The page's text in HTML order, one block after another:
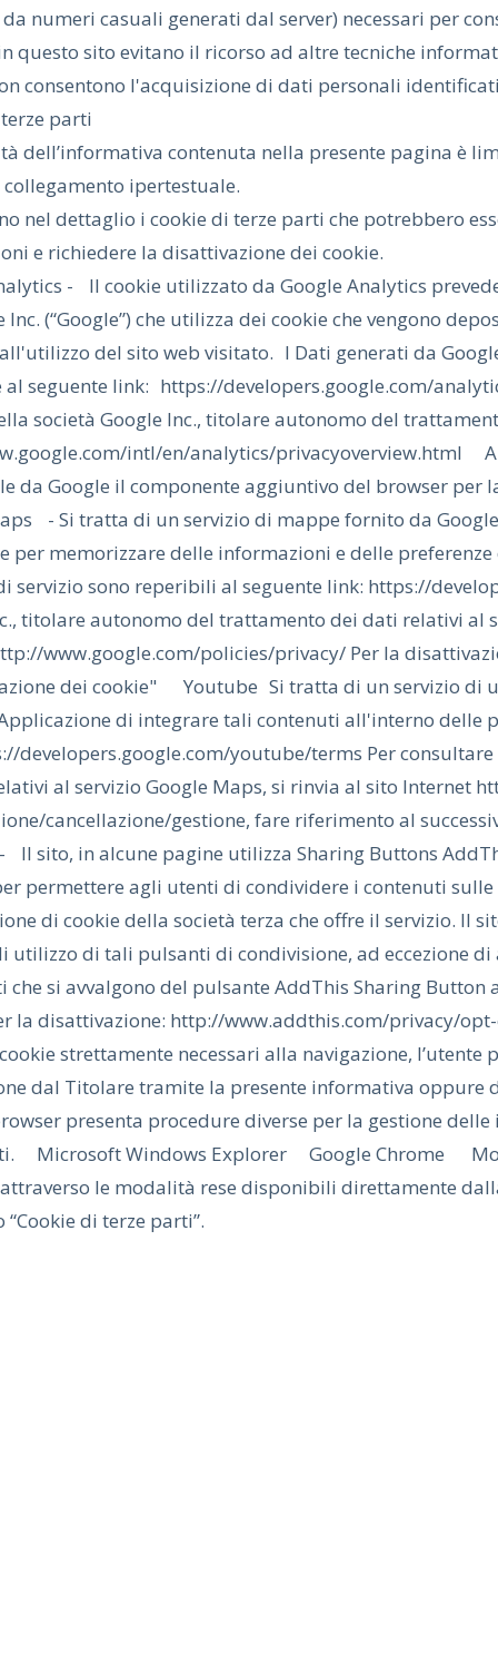
numeri casuali generati dal server) necessari per
questo sito evitano il ricorso ad altre tecniche
consentono l'acquisizione di dati personali
parti
dell’informativa contenuta nella presente pagina è
collegamento ipertestuale.
nel dettaglio i cookie di terze parti che potrebbero
e richiedere la disattivazione dei cookie.
- Il cookie utilizzato da Google Analytics
Inc. (“Google”) che utilizza dei cookie che vengono
del sito web visitato. I Dati generati da
seguente link: https://developers.google.com/
società Google Inc., titolare autonomo del
intl/en/analytics/privacyoverview.html
da Google il componente aggiuntivo del browser
- Si tratta di un servizio di mappe fornito da
per memorizzare delle informazioni e delle
servizio sono reperibili al seguente link: https://
titolare autonomo del trattamento dei dati relativi al
www.google.com/policies/privacy/ Per la
dei cookie" Youtube Si tratta di un servizio di
di integrare tali contenuti all'interno
developers.google.com/youtube/terms Per
al servizio Google Maps, si rinvia al sito Internet
cancellazione/gestione, fare riferimento al
Il sito, in alcune pagine utilizza Sharing Buttons
permettere agli utenti di condividere i contenuti
di cookie della società terza che offre il servizio.
utilizzo di tali pulsanti di condivisione, ad eccezione
che si avvalgono del pulsante AddThis Sharing
la disattivazione: http://www.addthis.com/
strettamente necessari alla navigazione,
dal Titolare tramite la presente informativa
presenta procedure diverse per la gestione
Microsoft Windows Explorer Google Chrome
le modalità rese disponibili direttamente
di terze parti”.